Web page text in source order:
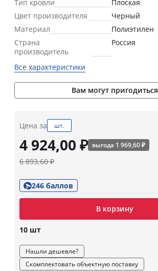
Тип кровли
Плоская
Цвет производителя
Черный
Материал
Полиэтилен
Страна
производитель
Россия
Все характеристики
Вам могут пригодиться
Цена за шт.
4 924,00 ₽ выгода 1 969,60 ₽
6 893,60 ₽
246 баллов
В корзину
10 шт
Нашли дешевле?
Скомплектовать объектную поставку